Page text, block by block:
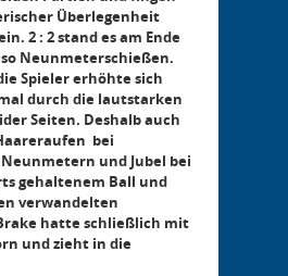
Überlegenheit
2 : 2 stand es am Ende
Neunmeterschießen.
Spieler erhöhte sich
durch die lautstarken
Seiten. Deshalb auch
bei
und Jubel bei
gehaltenem Ball und
verwandelten
hatte schließlich mit
und zieht in die